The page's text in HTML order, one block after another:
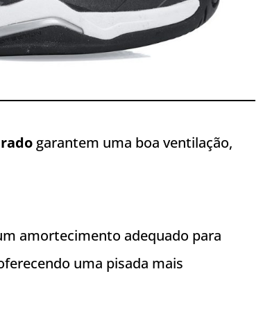
garantem uma boa ventilação,
amortecimento adequado para
uma pisada mais